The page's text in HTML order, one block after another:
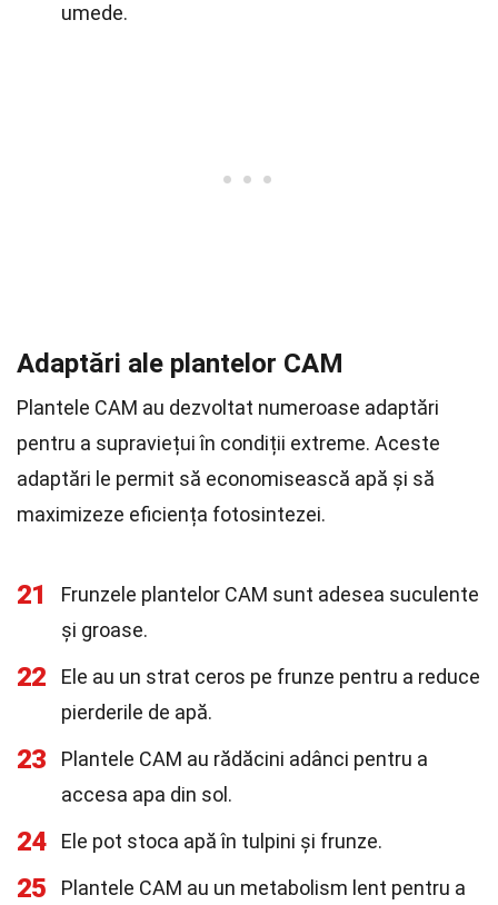
umede.
Adaptări ale plantelor CAM
Plantele CAM au dezvoltat numeroase adaptări
pentru a supraviețui în condiții extreme. Aceste
adaptări le permit să economisească apă și să
maximizeze eficiența fotosintezei.
21
Frunzele plantelor CAM sunt adesea suculente
și groase.
22
Ele au un strat ceros pe frunze pentru a reduce
pierderile de apă.
23
Plantele CAM au rădăcini adânci pentru a
accesa apa din sol.
24 Ele pot stoca apă în tulpini și frunze.
25
Plantele CAM au un metabolism lent pentru a